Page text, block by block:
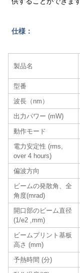
仕様：
製品名
型番
波長（nm）
出力パワー (mW)
動作モード
電力安定性 (rms,
over 4 hours)
偏波方向
ビームの発散角、全
角度(mrad)
開口部のビーム直径
(1/e2 ,mm)
ビームプリント基板
高さ (mm)
予熱時間 (分)